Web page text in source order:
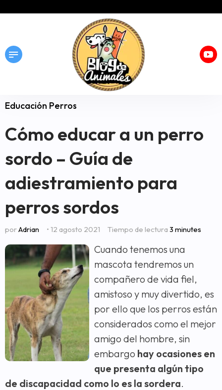
Educación Perros
Cómo educar a un perro
sordo – Guía de
adiestramiento para
perros sordos
porAdrian • 12 agosto 2021 Tiempo de lectura 3 minutes
Cuando tenemos una
mascota tendremos un
compañero de vida fiel,
amistoso y muy divertido, es
por ello que los perros están
considerados como el mejor
amigo del hombre, sin
embargo hay ocasiones en
que presenta algún tipo
de discapacidad como lo es la sordera.